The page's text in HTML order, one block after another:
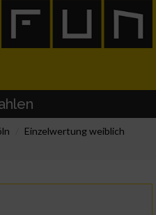
Einzelwertung weiblich